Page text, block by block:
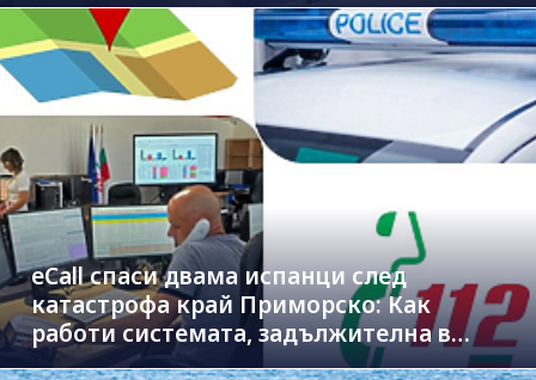
eCall спаси двама испанци след
катастрофа край Приморско: Как
работи системата, задължителна в
новите коли